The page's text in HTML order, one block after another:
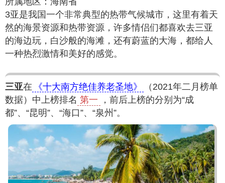
3亚是我国一个非常典型的热带气候城市，这里有着天
然的海景资源和热带资源，许多情侣们都喜欢去三亚
的海边玩，白沙般的海滩，还有蔚蓝的大海，都给人
一种热烈激情和美好的感觉。
三亚在 《十大南方绝佳养老圣地》
（2021年二月榜单
数据）中上榜排名 第一
，前后上榜的分别为“成
都”、“昆明”、“海口”、“泉州”。